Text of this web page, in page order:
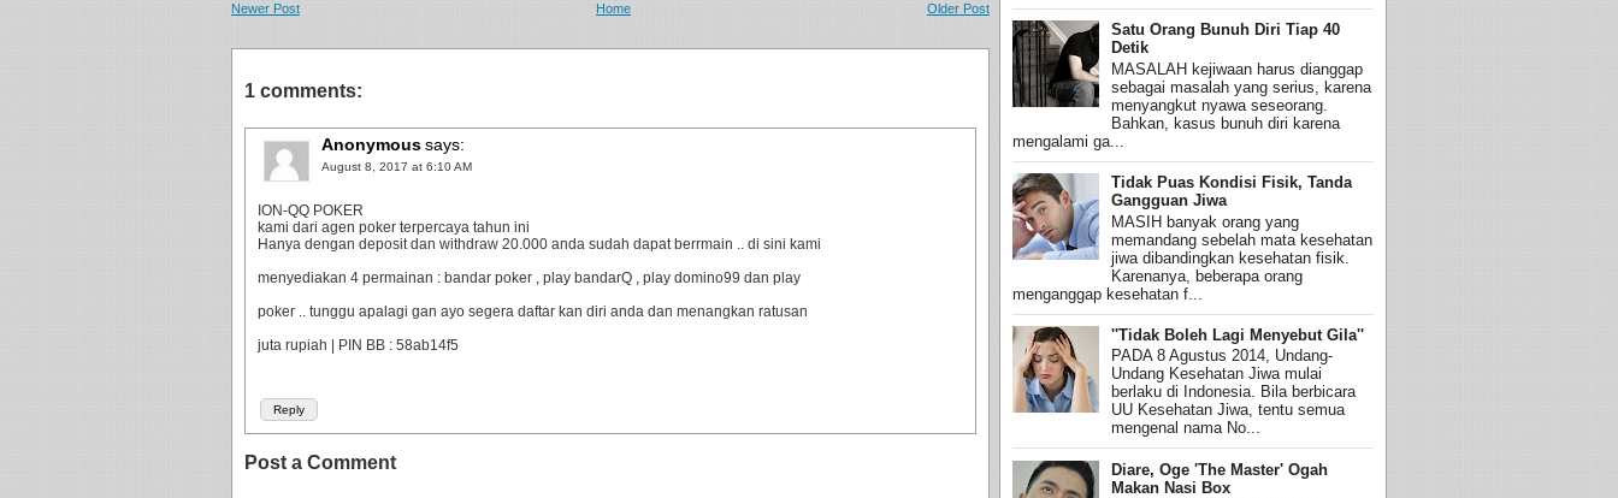
Newer Post Older Post
Home
1 comments:
Anonymoussays:
August 8, 2017 at 6:10 AM
Reply
ION-QQ POKER
kami dari agen poker terpercaya tahun ini
Hanya dengan deposit dan withdraw 20.000 anda sudah dapat berrmain .. di sini kami
menyediakan 4 permainan : bandar poker , play bandarQ , play domino99 dan play
poker .. tunggu apalagi gan ayo segera daftar kan diri anda dan menangkan ratusan
juta rupiah | PIN BB : 58ab14f5
Post a Comment
Satu Orang Bunuh Diri Tiap 40
Detik
MASALAH kejiwaan harus dianggap
sebagai masalah yang serius, karena
menyangkut nyawa seseorang.
Bahkan, kasus bunuh diri karena
mengalami ga...
Tidak Puas Kondisi Fisik, Tanda
Gangguan Jiwa
MASIH banyak orang yang
memandang sebelah mata kesehatan
jiwa dibandingkan kesehatan fisik.
Karenanya, beberapa orang
menganggap kesehatan f...
''Tidak Boleh Lagi Menyebut Gila''
PADA 8 Agustus 2014, Undang-
Undang Kesehatan Jiwa mulai
berlaku di Indonesia. Bila berbicara
UU Kesehatan Jiwa, tentu semua
mengenal nama No...
Diare, Oge 'The Master' Ogah
Makan Nasi Box